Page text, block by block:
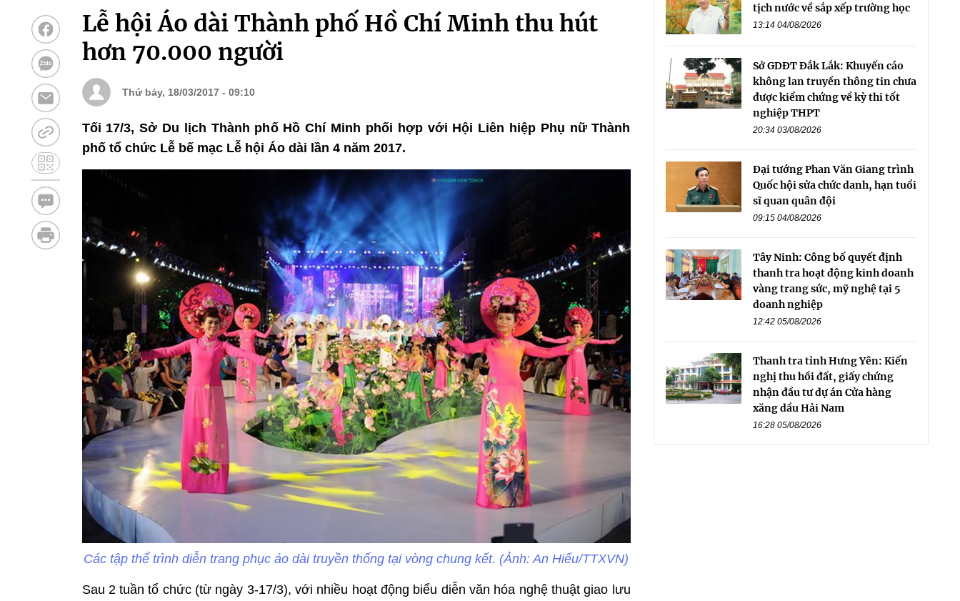
Lễ hội Áo dài Thành phố Hồ Chí Minh thu hút
hơn 70.000 người
Thứ bảy, 18/03/2017 - 09:10
Tối 17/3, Sở Du lịch Thành phố Hồ Chí Minh phối hợp với Hội Liên hiệp Phụ nữ Thành
phố tổ chức Lễ bế mạc Lễ hội Áo dài lần 4 năm 2017.
Các tập thể trình diễn trang phục áo dài truyền thống tại vòng chung kết. (Ảnh: An Hiếu/TTXVN)
Sau 2 tuần tổ chức (từ ngày 3-17/3), với nhiều hoạt động biểu diễn văn hóa nghệ thuật giao lưu
tịch nước về sắp xếp trường học
13:14 04/08/2026
Sở GDĐT Đắk Lắk: Khuyến cáo
không lan truyền thông tin chưa
được kiểm chứng về kỳ thi tốt
nghiệp THPT
20:34 03/08/2026
Đại tướng Phan Văn Giang trình
Quốc hội sửa chức danh, hạn tuổi
sĩ quan quân đội
09:15 04/08/2026
Tây Ninh: Công bố quyết định
thanh tra hoạt động kinh doanh
vàng trang sức, mỹ nghệ tại 5
doanh nghiệp
12:42 05/08/2026
Thanh tra tỉnh Hưng Yên: Kiến
nghị thu hồi đất, giấy chứng
nhận đầu tư dự án Cửa hàng
xăng dầu Hải Nam
16:28 05/08/2026